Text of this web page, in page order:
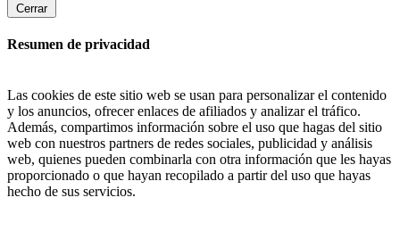
Cerrar
Resumen de privacidad
Las cookies de este sitio web se usan para personalizar el contenido
y los anuncios, ofrecer enlaces de afiliados y analizar el tráfico.
Además, compartimos información sobre el uso que hagas del sitio
web con nuestros partners de redes sociales, publicidad y análisis
web, quienes pueden combinarla con otra información que les hayas
proporcionado o que hayan recopilado a partir del uso que hayas
hecho de sus servicios.